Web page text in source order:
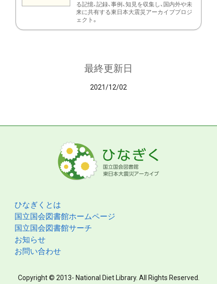
る記憶、記録、事例、知見を収集し、国内外や未
来に共有する東日本大震災アーカイブプロジ
ェクト。
最終更新日
2021/12/02
ひなぎくとは
国立国会図書館ホームページ
国立国会図書館サーチ
お知らせ
お問い合わせ
Copyright © 2013- National Diet Library. All Rights Reserved.